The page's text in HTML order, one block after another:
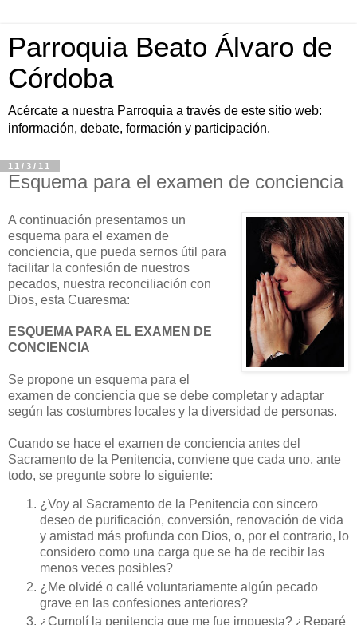
Parroquia Beato Álvaro de
Córdoba
Acércate a nuestra Parroquia a través de este sitio web:
información, debate, formación y participación.
11/3/11
Esquema para el examen de conciencia
A continuación presentamos un
esquema para el examen de
conciencia, que pueda sernos útil para
facilitar la confesión de nuestros
pecados, nuestra reconciliación con
Dios, esta Cuaresma:
ESQUEMA PARA EL EXAMEN DE
CONCIENCIA
Se propone un esquema para el
examen de conciencia que se debe completar y adaptar
según las costumbres locales y la diversidad de personas.
Cuando se hace el examen de conciencia antes del
Sacramento de la Penitencia, conviene que cada uno, ante
todo, se pregunte sobre lo siguiente:
¿Voy al Sacramento de la Penitencia con sincero
deseo de purificación, conversión, renovación de vida
y amistad más profunda con Dios, o, por el contrario, lo
considero como una carga que se ha de recibir las
menos veces posibles?
¿Me olvidé o callé voluntariamente algún pecado
grave en las confesiones anteriores?
¿Cumplí la penitencia que me fue impuesta? ¿Reparé